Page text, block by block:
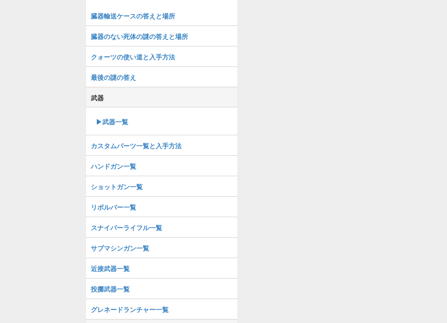
臓器輸送ケースの答えと場所
臓器のない死体の謎の答えと場所
クォーツの使い道と入手方法
最後の謎の答え
武器
▶武器一覧
カスタムパーツ一覧と入手方法
ハンドガン一覧
ショットガン一覧
リボルバー一覧
スナイパーライフル一覧
サブマシンガン一覧
近接武器一覧
投擲武器一覧
グレネードランチャー一覧